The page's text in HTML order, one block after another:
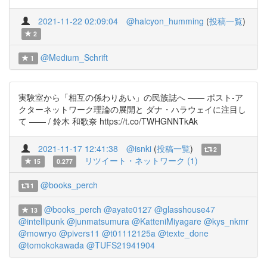
2021-11-22 02:09:04 @halcyon_humming (投稿一覧)
2
1 @Medium_Schrift
実験室から「相互の係わりあい」の民族誌へ ―― ポスト‐ア
クターネットワーク理論の展開と ダナ・ハラウェイに注目し
て ―― / 鈴木 和歌奈 https://t.co/TWHGNNTkAk
2021-11-17 12:41:38 @isnki (投稿一覧)
2
15
0.277 リツイート・ネットワーク (1)
1 @books_perch
13 @books_perch @ayate0127 @glasshouse47
@intellipunk @junmatsumura @KatteniMiyagare @kys_nkmr
@mowryo @pivers11 @t01112125a @texte_done
@tomokokawada @TUFS21941904